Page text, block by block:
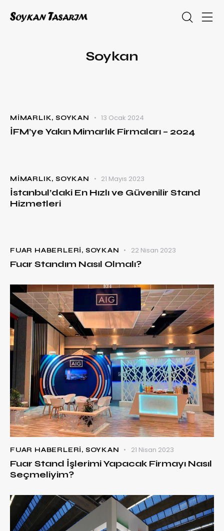
Soykan
MIMARLIK,SOYKAN 13 Ocak 2024
İFM’ye Yakın Mimarlık Firmaları – 2024
MIMARLIK,SOYKAN 21 Mayıs 2023
İstanbul’daki En Hızlı ve Güvenilir Stand
Hizmetleri
FUAR HABERLERI, SOYKAN 22 Nisan 2023
Fuar Standım Nasıl Olmalı?
FUAR HABERLERI, SOYKAN 21 Nisan 2023
Fuar Stand İşlerimi Yapacak Firmayı Nasıl
Seçmeliyim?